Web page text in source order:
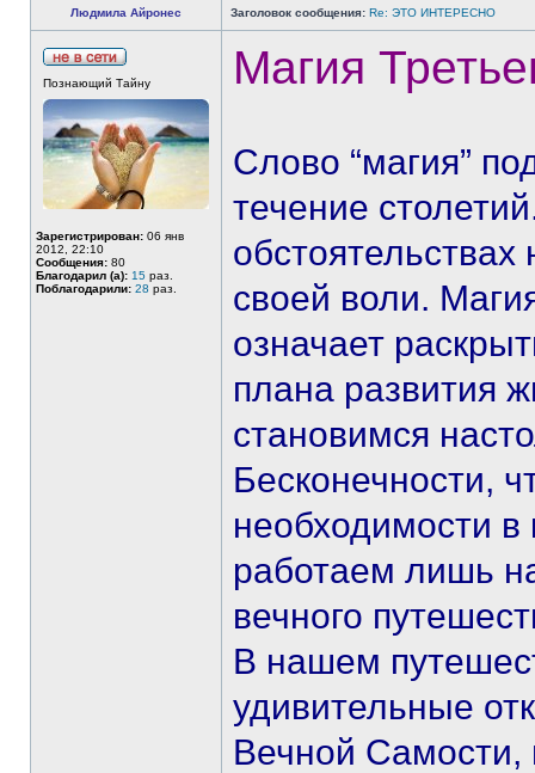
Людмила Айронес Заголовок сообщения: Re: ЭТО ИНТЕРЕСНО
Познающий Тайну
Зарегистрирован: 06 янв
2012, 22:10
Сообщения: 80
Благодарил (а): 15 раз.
Поблагодарили: 28 раз.
Магия
Слово “магия”
течение
своей воли.
означает
плана развития
становимся
Бесконечности,
необходимости
работаем лишь
вечного
В нашем
удивительные
Вечной